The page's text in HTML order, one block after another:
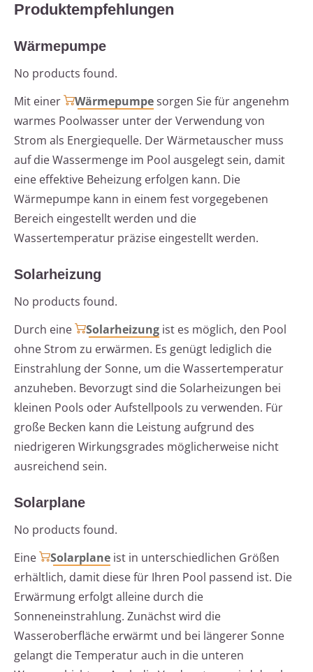
Produktempfehlungen
Wärmepumpe
No products found.
Mit einer
Wärmepumpesorgen Sie für angenehm
warmes Poolwasser unter der Verwendung von
Strom als Energiequelle. Der Wärmetauscher muss
auf die Wassermenge im Pool ausgelegt sein, damit
eine effektive Beheizung erfolgen kann. Die
Wärmepumpe kann in einem fest vorgegebenen
Bereich eingestellt werden und die
Wassertemperatur präzise eingestellt werden.
Solarheizung
No products found.
Durch eine
Solarheizung ist es möglich, den Pool
ohne Strom zu erwärmen. Es genügt lediglich die
Einstrahlung der Sonne, um die Wassertemperatur
anzuheben. Bevorzugt sind die Solarheizungen bei
kleinen Pools oder Aufstellpools zu verwenden. Für
große Becken kann die Leistung aufgrund des
niedrigeren Wirkungsgrades möglicherweise nicht
ausreichend sein.
Solarplane
No products found.
Eine
Solarplane ist in unterschiedlichen Größen
erhältlich, damit diese für Ihren Pool passend ist. Die
Erwärmung erfolgt alleine durch die
Sonneneinstrahlung. Zunächst wird die
Wasseroberfläche erwärmt und bei längerer Sonne
gelangt die Temperatur auch in die unteren